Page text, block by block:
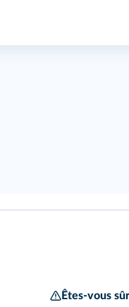
Êtes‑vous